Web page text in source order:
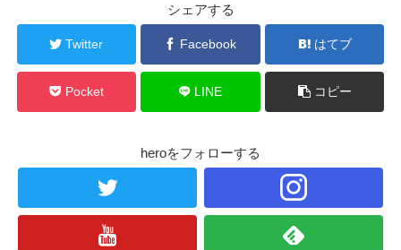
シェアする
Twitter Facebook はてブ
Pocket LINE コピー
heroをフォローする